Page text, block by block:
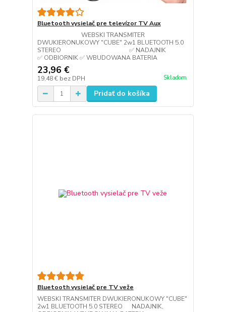
Bluetooth vysielač pre televízor TV Aux
WEBSKI TRANSMITER
DWUKIERONUKOWY "CUBE" 2w1 BLUETOOTH 5.0
STEREO ✅ NADAJNIK
✅ ODBIORNIK ✅ WBUDOWANA BATERIA
23,96 €
19,48 € bez DPH Skladom
Pridať do košíka
Bluetooth vysielač pre TV veže
WEBSKI TRANSMITER DWUKIERONUKOWY "CUBE"
2w1 BLUETOOTH 5.0 STEREO NADAJNIK,